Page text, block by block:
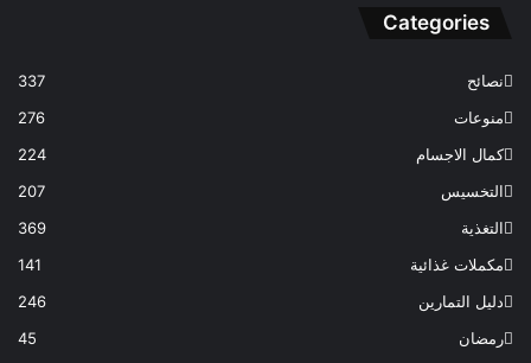
Categories
نصائح
337
منوعات
276
كمال الاجسام
224
التخسيس
207
التغذية
369
مكملات غذائية
141
دليل التمارين
246
رمضان
45